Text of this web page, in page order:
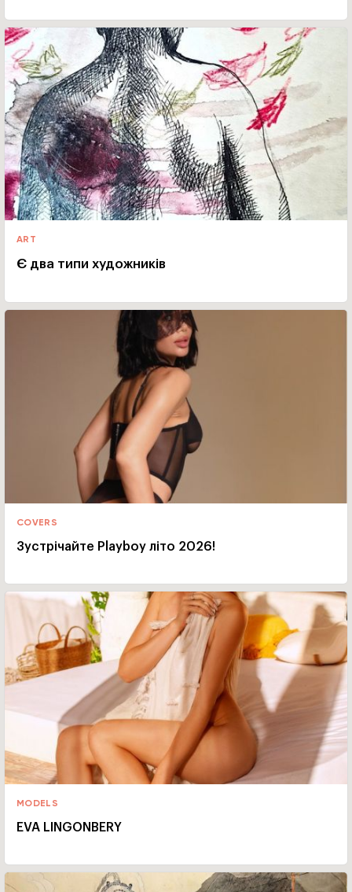
ART
Є два типи художників
COVERS
Зустрічайте Playboy літо 2026!
MODELS
EVA LINGONBERY